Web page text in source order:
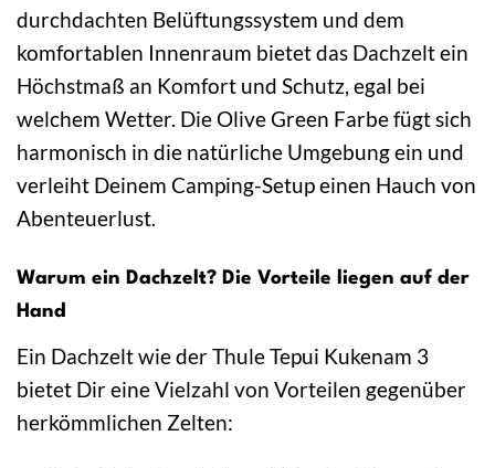
durchdachten Belüftungssystem und dem
komfortablen Innenraum bietet das Dachzelt ein
Höchstmaß an Komfort und Schutz, egal bei
welchem Wetter. Die Olive Green Farbe fügt sich
harmonisch in die natürliche Umgebung ein und
verleiht Deinem Camping-Setup einen Hauch von
Abenteuerlust.
Warum ein Dachzelt? Die Vorteile liegen auf der
Hand
Ein Dachzelt wie der Thule Tepui Kukenam 3
bietet Dir eine Vielzahl von Vorteilen gegenüber
herkömmlichen Zelten: